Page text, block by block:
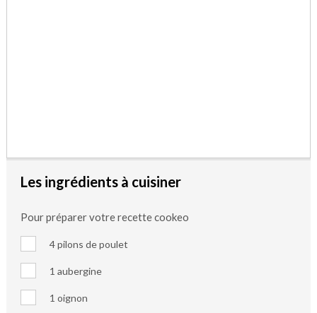
Les ingrédients à cuisiner
Pour préparer votre recette cookeo
4 pilons de poulet
1 aubergine
1 oignon